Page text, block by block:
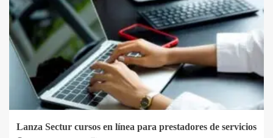
Lanza Sectur cursos en línea para prestadores de servicios